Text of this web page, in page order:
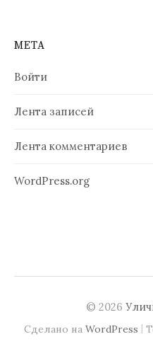
МЕТА
Войти
Лента записей
Лента комментариев
WordPress.org
© 2026
Сделано на WordPress |